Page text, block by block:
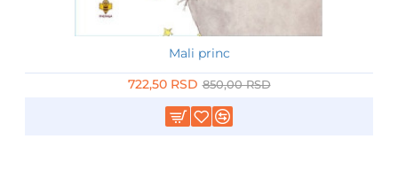
RASPRODATO
Mali princ
722,50 RSD 850,00 RSD